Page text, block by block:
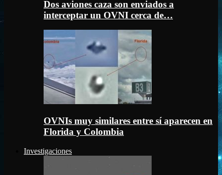
Dos aviones caza son enviados a
interceptar un OVNI cerca de…
OVNIs muy similares entre sí aparecen en
Florida y Colombia
Investigaciones